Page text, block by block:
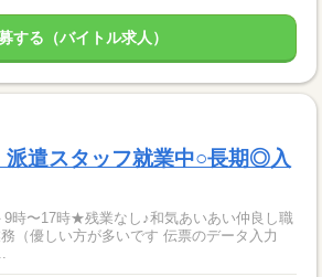
する（バイトル求人）
派遣スタッフ就業中○長期◎入
9時〜17時★残業なし♪和気あいあい仲良し職
（優しい方が多いです 伝票のデータ入力